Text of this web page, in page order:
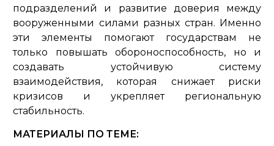
подразделений и развитие доверия между
вооруженными силами разных стран. Именно
эти элементы помогают государствам не
только повышать обороноспособность, но и
создавать устойчивую систему
взаимодействия, которая снижает риски
кризисов и укрепляет региональную
стабильность.
МАТЕРИАЛЫ ПО ТЕМЕ: